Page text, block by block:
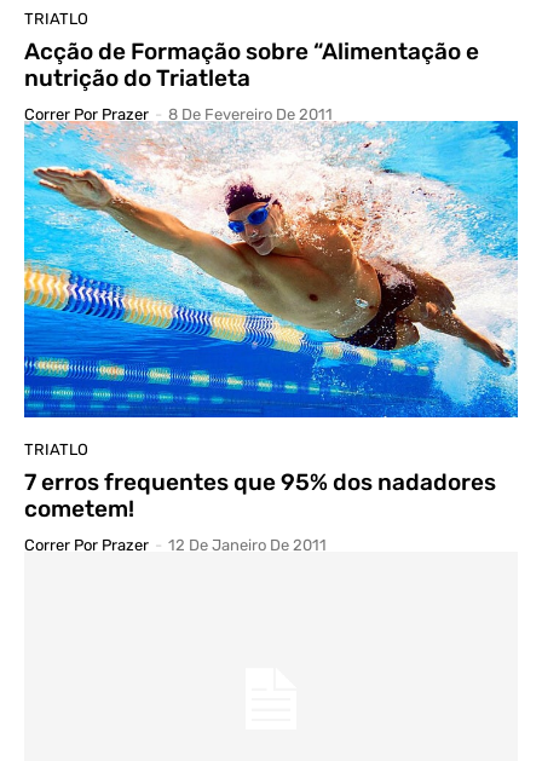
TRIATLO
Acção de Formação sobre “Alimentação e
nutrição do Triatleta
Correr Por Prazer - 8 De Fevereiro De 2011
TRIATLO
7 erros frequentes que 95% dos nadadores
cometem!
Correr Por Prazer - 12 De Janeiro De 2011